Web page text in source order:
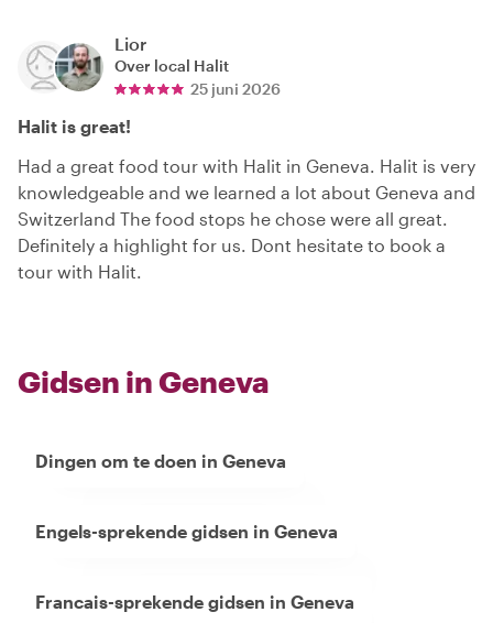
Lior
Over local Halit
25 juni 2026
Halit is great!
Had a great food tour with Halit in Geneva. Halit is very
knowledgeable and we learned a lot about Geneva and
Switzerland The food stops he chose were all great.
Definitely a highlight for us. Dont hesitate to book a
tour with Halit.
Gidsen in Geneva
Dingen om te doen in Geneva
Engels-sprekende gidsen in Geneva
Francais-sprekende gidsen in Geneva